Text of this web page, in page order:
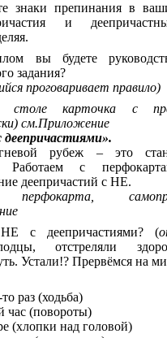
знаки препинания в
и
вы будете
задания?
правило)
карточка с
см.Приложение
рубеж – это
Работаем с
деепричастий с НЕ.
с деепричастиями? (
отстреляли
Устали!? Прервёмся на
раз (ходьба)
час (повороты)
(хлопки над головой)